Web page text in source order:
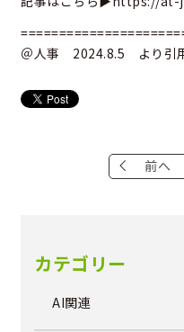
＠人事 2024.8.5 より引
前へ
カテゴリー
AI関連